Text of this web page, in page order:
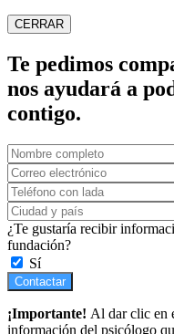
CERRAR
Te pedimos
nos ayudará a
contigo.
¿Te gustaría recibir
fundación?
Sí
Contactar
¡Importante! Al dar clic en
información del psicólogo